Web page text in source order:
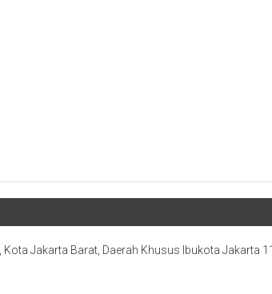
Kota Jakarta Barat, Daerah Khusus Ibukota Jakarta